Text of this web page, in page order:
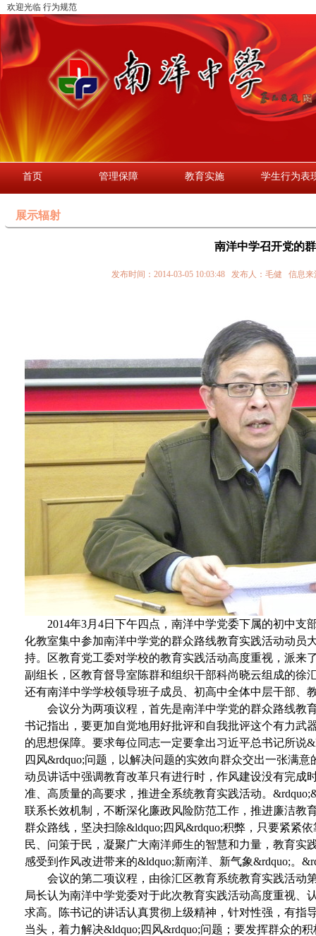
欢迎光临 行为规范
首页 管理保障 教育实施 学生行为表
展示辐射
南洋中学召开党的
发布时间：2014-03-05 10:03:48 发布人：毛健 信息
2014年3月4日下午四点，南洋中学党委下属的初中支
化教室集中参加南洋中学党的群众路线教育实践活动动员
持。区教育党工委对学校的教育实践活动高度重视，派来
副组长，区教育督导室陈群和组织干部科尚晓云组成的徐
还有南洋中学学校领导班子成员、初高中全体中层干部、
会议分为两项议程，首先是南洋中学党的群众路线教
书记指出，要更加自觉地用好批评和自我批评这个有力武
的思想保障。要求每位同志一定要拿出习近平总书记所说
四风&rdquo;问题，以解决问题的实效向群众交出一张满
动员讲话中强调教育改革只有进行时，作风建设没有完成
准、高质量的高要求，推进全系统教育实践活动。
联系长效机制，不断深化廉政风险防范工作，推进廉洁教
群众路线，坚决扫除&ldquo;四风&rdquo;积弊，只要紧紧
民、问策于民，凝聚广大南洋师生的智慧和力量，教育
感受到作风改进带来的&ldquo;新南洋、新气象&rdquo;。
会议的第二项议程，由徐汇区教育系统教育实践活动
局长认为南洋中学党委对于此次教育实践活动高度重视
求高。陈书记的讲话认真贯彻上级精神，针对性强，有指
当头，着力解决&ldquo;四风&rdquo;问题；要发挥群众的